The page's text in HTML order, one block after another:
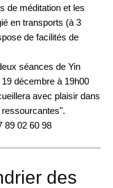
de méditation et les
en transports (à 3
de facilités de
séances de Yin
décembre à 19h00
avec plaisir dans
89 02 60 98
des